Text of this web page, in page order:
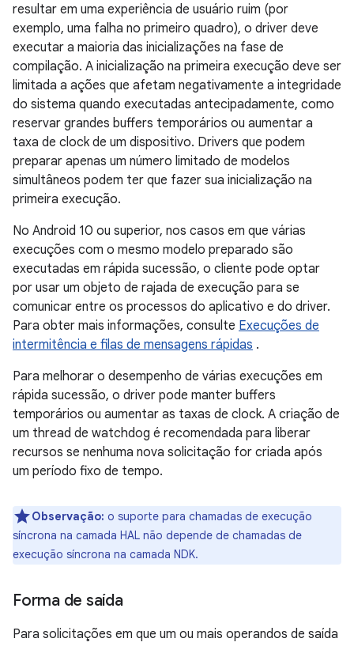
resultar em uma experiência de usuário ruim (por
exemplo, uma falha no primeiro quadro), o driver deve
executar a maioria das inicializações na fase de
compilação. A inicialização na primeira execução deve ser
limitada a ações que afetam negativamente a integridade
do sistema quando executadas antecipadamente, como
reservar grandes buffers temporários ou aumentar a
taxa de clock de um dispositivo. Drivers que podem
preparar apenas um número limitado de modelos
simultâneos podem ter que fazer sua inicialização na
primeira execução.
No Android 10 ou superior, nos casos em que várias
execuções com o mesmo modelo preparado são
executadas em rápida sucessão, o cliente pode optar
por usar um objeto de rajada de execução para se
comunicar entre os processos do aplicativo e do driver.
Para obter mais informações, consulte Execuções de
intermitência e filas de mensagens rápidas .
Para melhorar o desempenho de várias execuções em
rápida sucessão, o driver pode manter buffers
temporários ou aumentar as taxas de clock. A criação de
um thread de watchdog é recomendada para liberar
recursos se nenhuma nova solicitação for criada após
um período fixo de tempo.
Observação: o suporte para chamadas de execução
síncrona na camada HAL não depende de chamadas de
execução síncrona na camada NDK.
Forma de saída
Para solicitações em que um ou mais operandos de saída